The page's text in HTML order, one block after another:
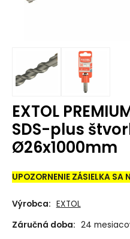
EXTOL
SDS-plus
Ø26x1000mm
UPOZORNENIE ZÁSIELKA SA
Výrobca: EXTOL
Záručná doba: 24